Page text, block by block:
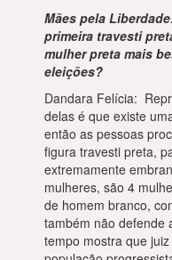
Mães pela
primeira travesti
mulher preta mais
eleições?
Dandara Felícia:
delas é que existe
então as pessoas
figura travesti preta,
extremamente
mulheres, são 4
de homem branco,
também não defende
tempo mostra que